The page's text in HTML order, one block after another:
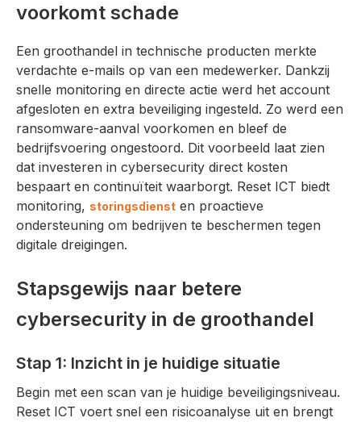
voorkomt schade
Een groothandel in technische producten merkte
verdachte e-mails op van een medewerker. Dankzij
snelle monitoring en directe actie werd het account
afgesloten en extra beveiliging ingesteld. Zo werd een
ransomware-aanval voorkomen en bleef de
bedrijfsvoering ongestoord. Dit voorbeeld laat zien
dat investeren in cybersecurity direct kosten
bespaart en continuïteit waarborgt. Reset ICT biedt
monitoring, storingsdienst en proactieve
ondersteuning om bedrijven te beschermen tegen
digitale dreigingen.
Stapsgewijs naar betere
cybersecurity in de groothandel
Stap 1: Inzicht in je huidige situatie
Begin met een scan van je huidige beveiligingsniveau.
Reset ICT voert snel een risicoanalyse uit en brengt